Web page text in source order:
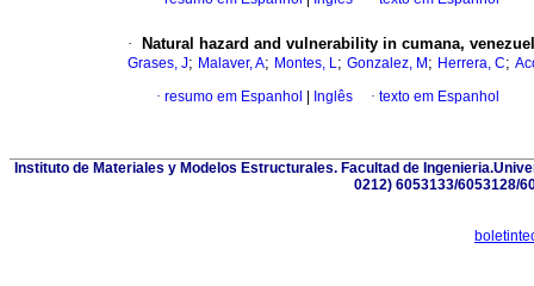
· Natural hazard and vulnerability in cumana,
Grases, J; Malaver, A; Montes, L; Gonzalez, M ; Herrera, C;
· resumo em Espanhol Inglês · texto em Espanhol
Instituto de Materiales y Modelos Estructurales. Facultad de
0212) 6053133/6053128/